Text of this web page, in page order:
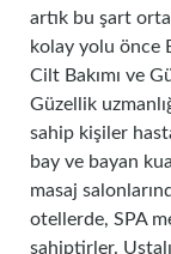
artık bu şart
kolay yolu önce
Cilt Bakımı ve
Güzellik
sahip kişiler
bay ve bayan
masaj
otellerde, SPA
sahiptirler.